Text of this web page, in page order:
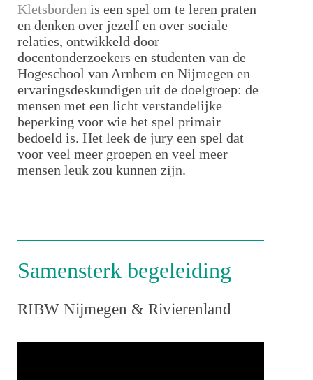
Kletsborden is een spel om te leren praten
en denken over jezelf en over sociale
relaties, ontwikkeld door
docentonderzoekers en studenten van de
Hogeschool van Arnhem en Nijmegen en
ervaringsdeskundigen uit de doelgroep: de
mensen met een licht verstandelijke
beperking voor wie het spel primair
bedoeld is. Het leek de jury een spel dat
voor veel meer groepen en veel meer
mensen leuk zou kunnen zijn.
Samensterk begeleiding
RIBW Nijmegen & Rivierenland